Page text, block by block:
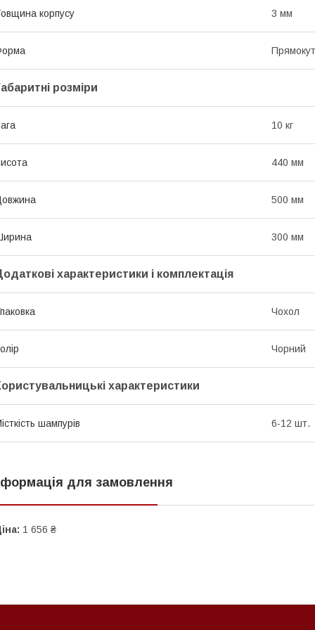
корпусу 3 мм
розміри
10 кг
440 мм
500 мм
300 мм
характеристики і комплектація
Чохол
Чорний
характеристики
шампурів 6-12 шт.
для замовлення
1 656 ₴